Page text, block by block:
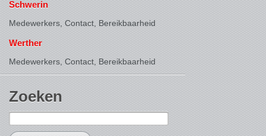
Schwerin
Medewerkers, Contact, Bereikbaarheid
Werther
Medewerkers, Contact, Bereikbaarheid
Zoeken
Suchen
nach: